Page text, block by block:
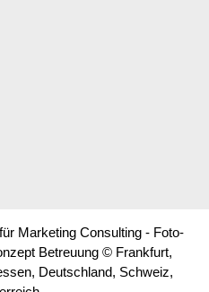
Marketing Consulting - Foto-
Betreuung © Frankfurt,
Deutschland, Schweiz,